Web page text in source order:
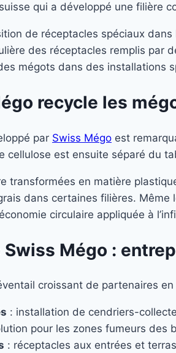
qui a développé une filière
de réceptacles spéciaux
des réceptacles remplis par
mégots dans des installations
recycle les
par Swiss Mégo est
cellulose est ensuite séparé du
transformées en matière
dans certaines filières.
circulaire appliquée à
Mégo :
croissant de partenaires en
: installation de cendriers-
pour les zones fumeurs des
: réceptacles aux entrées et